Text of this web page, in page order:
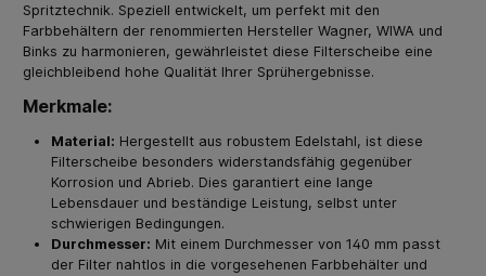
Spritztechnik. Speziell entwickelt, um perfekt mit den
Farbbehältern der renommierten Hersteller Wagner, WIWA und
Binks zu harmonieren, gewährleistet diese Filterscheibe eine
gleichbleibend hohe Qualität Ihrer Sprühergebnisse.
Merkmale:
Material: Hergestellt aus robustem Edelstahl, ist diese
Filterscheibe besonders widerstandsfähig gegenüber
Korrosion und Abrieb. Dies garantiert eine lange
Lebensdauer und beständige Leistung, selbst unter
schwierigen Bedingungen.
Durchmesser: Mit einem Durchmesser von 140 mm passt
der Filter nahtlos in die vorgesehenen Farbbehälter und